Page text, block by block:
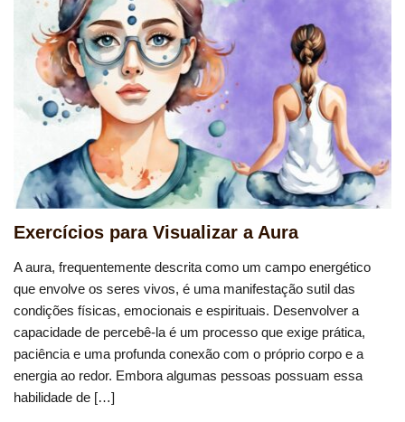
Exercícios para Visualizar a Aura
A aura, frequentemente descrita como um campo energético
que envolve os seres vivos, é uma manifestação sutil das
condições físicas, emocionais e espirituais. Desenvolver a
capacidade de percebê-la é um processo que exige prática,
paciência e uma profunda conexão com o próprio corpo e a
energia ao redor. Embora algumas pessoas possuam essa
habilidade de […]